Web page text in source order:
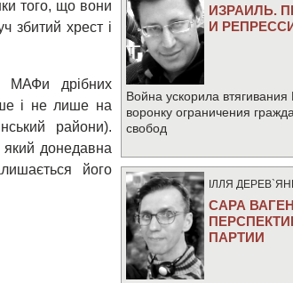
того, що вони
збитий хрест і
МАФи дрібних
і не лише на
райони).
донедавна
його
ИЗРАИЛЬ.
И
Война ускорила
воронку ограничения
свобод
IЛЛЯ
САРА
ПАРТИИ